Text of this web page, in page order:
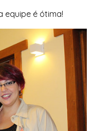
equipe é ótima!